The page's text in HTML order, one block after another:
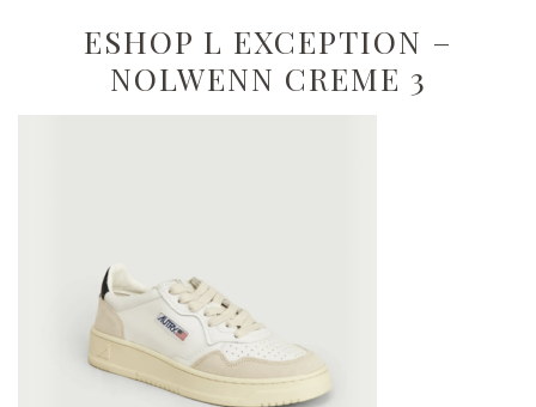
ESHOP L EXCEPTION –
NOLWENN CREME 3